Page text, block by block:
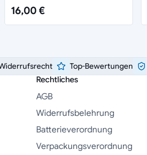
16,00 €
Top-Bewertungen
Rechtliches
AGB
Widerrufsbelehrung
Batterieverordnung
Verpackungsverordnung